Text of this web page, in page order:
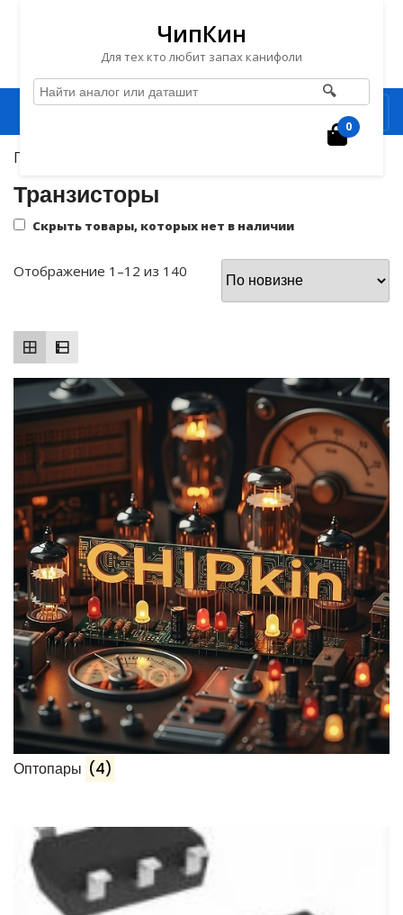
Перейти
содержимому
ЧипКин
Для тех кто любит запах канифоли
🔍
0
Главная
Транзисторы
Скрыть товары, которых нет в наличии
Отображение 1–12 из 140
Оптопары (4)